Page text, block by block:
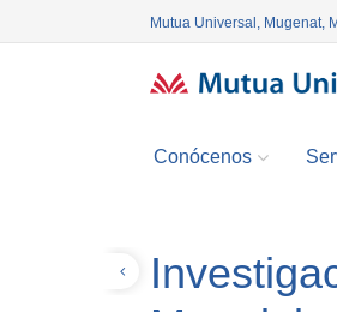
Mutua Universal, Mugenat,
Conócenos